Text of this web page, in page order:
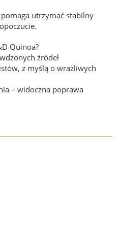
utrzymać stabilny
Quinoa?
źródeł
z myślą o wrażliwych
– widoczna poprawa